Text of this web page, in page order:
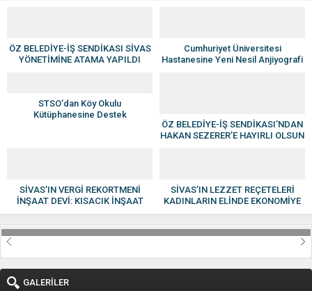
ÖZ BELEDİYE-İŞ SENDİKASI SİVAS
YÖNETİMİNE ATAMA YAPILDI
Cumhuriyet Üniversitesi
Hastanesine Yeni Nesil Anjiyografi
STSO’dan Köy Okulu
Kütüphanesine Destek
ÖZ BELEDİYE-İŞ SENDİKASI’NDAN
HAKAN SEZERER’E HAYIRLI OLSUN
SİVAS’IN VERGİ REKORTMENİ
İNŞAAT DEVİ: KISACIK İNŞAAT
GÜVEN VE KALİTENİN ADI OLDU
SİVAS’IN LEZZET REÇETELERİ
KADINLARIN ELİNDE EKONOMİYE
KAZANDIRILIYOR
GALERİLER